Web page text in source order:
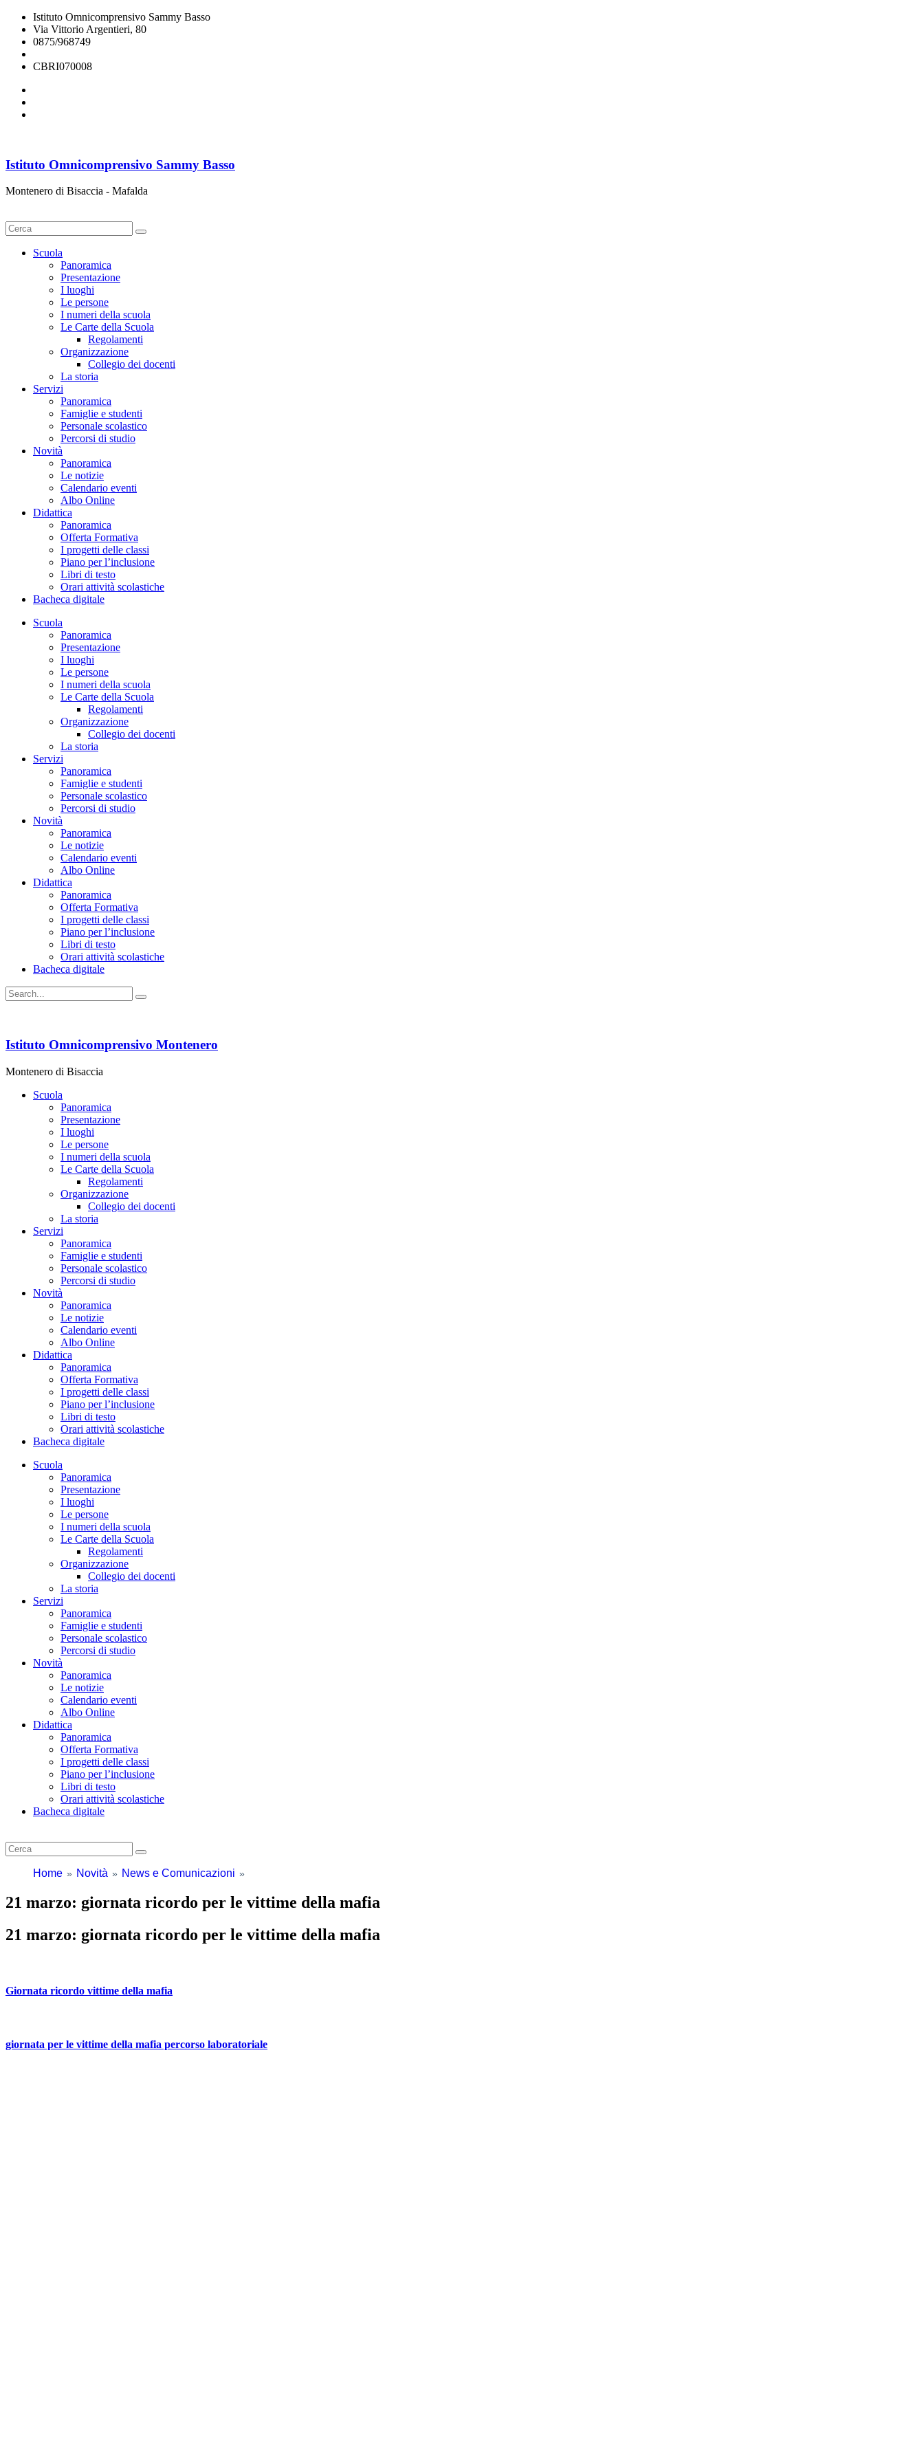
Istituto Omnicomprensivo Sammy Basso
Via Vittorio Argentieri, 80
0875/968749
CBRI070008
Istituto Omnicomprensivo Sammy Basso
Montenero di Bisaccia - Mafalda
Scuola
Panoramica
Presentazione
I luoghi
Le persone
I numeri della scuola
Le Carte della Scuola
Regolamenti
Organizzazione
Collegio dei docenti
La storia
Servizi
Panoramica
Famiglie e studenti
Personale scolastico
Percorsi di studio
Novità
Panoramica
Le notizie
Calendario eventi
Albo Online
Didattica
Panoramica
Offerta Formativa
I progetti delle classi
Piano per l’inclusione
Libri di testo
Orari attività scolastiche
Bacheca digitale
Scuola
Panoramica
Presentazione
I luoghi
Le persone
I numeri della scuola
Le Carte della Scuola
Regolamenti
Organizzazione
Collegio dei docenti
La storia
Servizi
Panoramica
Famiglie e studenti
Personale scolastico
Percorsi di studio
Novità
Panoramica
Le notizie
Calendario eventi
Albo Online
Didattica
Panoramica
Offerta Formativa
I progetti delle classi
Piano per l’inclusione
Libri di testo
Orari attività scolastiche
Bacheca digitale
Istituto Omnicomprensivo Montenero
Montenero di Bisaccia
Scuola
Panoramica
Presentazione
I luoghi
Le persone
I numeri della scuola
Le Carte della Scuola
Regolamenti
Organizzazione
Collegio dei docenti
La storia
Servizi
Panoramica
Famiglie e studenti
Personale scolastico
Percorsi di studio
Novità
Panoramica
Le notizie
Calendario eventi
Albo Online
Didattica
Panoramica
Offerta Formativa
I progetti delle classi
Piano per l’inclusione
Libri di testo
Orari attività scolastiche
Bacheca digitale
Scuola
Panoramica
Presentazione
I luoghi
Le persone
I numeri della scuola
Le Carte della Scuola
Regolamenti
Organizzazione
Collegio dei docenti
La storia
Servizi
Panoramica
Famiglie e studenti
Personale scolastico
Percorsi di studio
Novità
Panoramica
Le notizie
Calendario eventi
Albo Online
Didattica
Panoramica
Offerta Formativa
I progetti delle classi
Piano per l’inclusione
Libri di testo
Orari attività scolastiche
Bacheca digitale
Home Novità News e Comunicazioni
21 marzo: giornata ricordo per le vittime della mafia
21 marzo: giornata ricordo per le vittime della mafia
Giornata ricordo vittime della mafia
giornata per le vittime della mafia percorso laboratoriale